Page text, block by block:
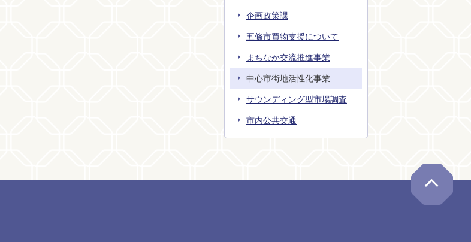
企画政策課
五條市買物支援について
まちなか交流推進事業
中心市街地活性化事業
サウンディング型市場調査
市内公共交通